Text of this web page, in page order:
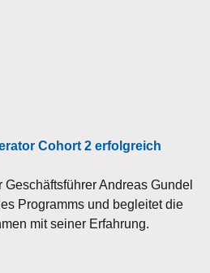
Cohort 2 erfolgreich
Andreas Gundel
Programms und begleitet die
mit seiner Erfahrung.